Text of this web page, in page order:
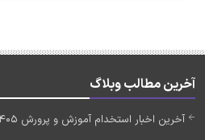
آخرین مطالب وبلاگ
آخرین اخبار استخدام آموزش و پرورش 1405 (به زودی)